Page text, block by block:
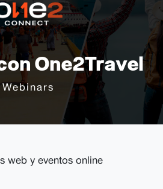
One2Travel
Webinars
web y eventos online